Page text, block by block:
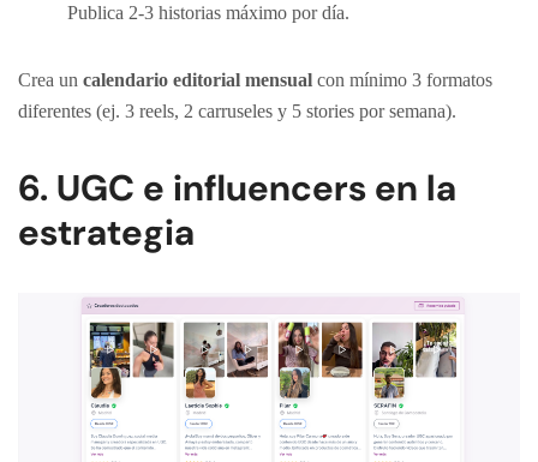
Publica 2-3 historias máximo por día.
Crea un calendario editorial mensual con mínimo 3 formatos
diferentes (ej. 3 reels, 2 carruseles y 5 stories por semana).
6. UGC e influencers en la
estrategia